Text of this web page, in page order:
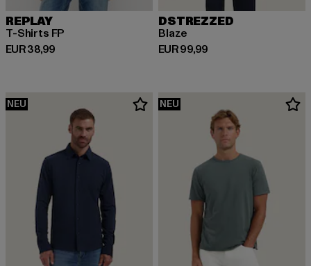
REPLAY
T-Shirts FP
EUR 38,99
Derzeitiger Preis: EUR 38,99
DSTREZZED
Blaze
EUR 99,99
Derzeitiger Preis: EUR 99,99
NEU NEU